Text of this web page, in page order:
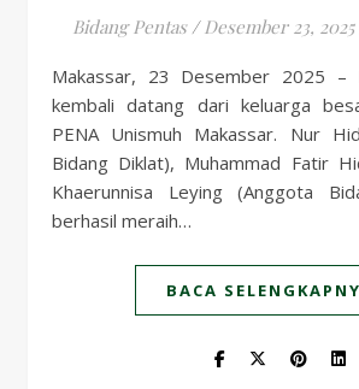
Bidang Pentas / Desember 23, 2025
Makassar, 23 Desember 2025 – Kabar gembira
kembali datang dari keluarga
PENA Unismuh Makassar. Nur
Bidang Diklat), Muhammad Fatir
Khaerunnisa Leying (Anggota
berhasil meraih…
BACA